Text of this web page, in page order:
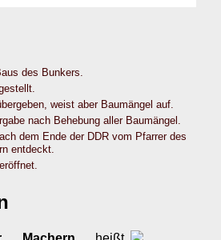
des Bunkers.
weist aber Baumängel auf.
nach Behebung aller Baumängel.
dem Ende der DDR vom Pfarrer des
entdeckt.